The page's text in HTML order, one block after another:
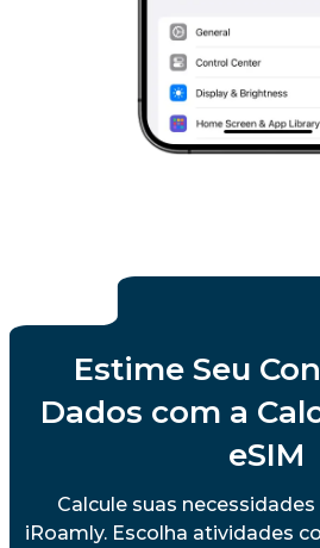
Estime Seu
Dados com a
eSIM
Calcule suas
iRoamly. Escolha atividades